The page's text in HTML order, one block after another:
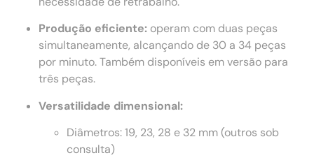
Produção eficiente: operam com duas peças
simultaneamente, alcançando de 30 a 34 peças
por minuto. Também disponíveis em versão para
três peças.
Versatilidade dimensional:
Diâmetros: 19, 23, 28 e 32 mm (outros sob
consulta)